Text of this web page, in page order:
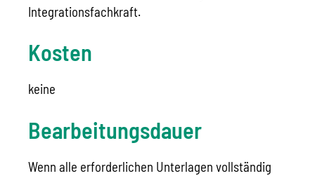
Integrationsfachkraft.
Kosten
keine
Bearbeitungsdauer
Wenn alle erforderlichen Unterlagen vollständig